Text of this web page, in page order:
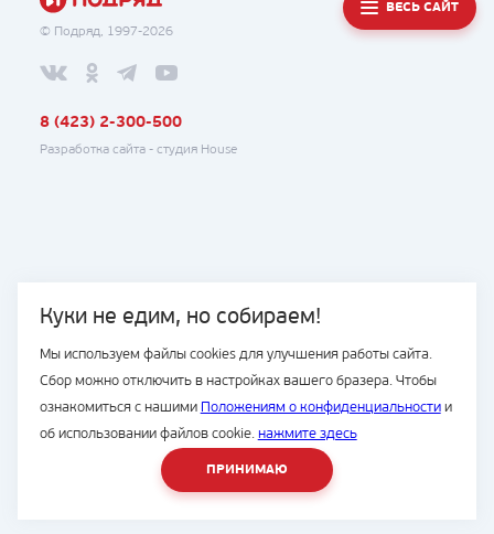
Куки не едим, но собираем!
Мы используем файлы cookies для улучшения работы сайта.
Сбор можно отключить в настройках вашего бразера. Чтобы
ознакомиться с нашими Положениям о конфиденциальностии
об использовании файлов cookie. нажмите здесь
ПРИНИМАЮ
© Подряд, 1997-2026
ВЕСЬ САЙТ
8 (423) 2-300-500
Разработка сайта - студия House